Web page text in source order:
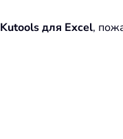
Kutools для Excel,